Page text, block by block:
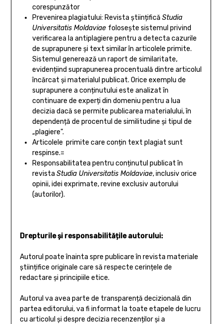
corespunzător
Prevenirea plagiatului: Revista științifică Studia
Universitatis Moldaviae folosește sistemul privind
verificarea la antiplagiere pentru a detecta cazurile
de suprapunere și text similar în articolele primite.
Sistemul generează un raport de similaritate,
evidențiind suprapunerea procentuală dintre articolul
încărcat și materialul publicat. Orice exemplu de
suprapunere a conținutului este analizat în
continuare de experți din domeniu pentru a lua
decizia dacă se permite publicarea materialului, în
dependență de procentul de similitudine și tipul de
„plagiere”.
Articolele primite care conțin text plagiat sunt
respinse.=
Responsabilitatea pentru conținutul publicat în
revista Studia Universitatis Moldaviae, inclusiv orice
opinii, idei exprimate, revine exclusiv autorului
(autorilor).
Drepturile și responsabilitățile autorului:
Autorul poate înainta spre publicare în revista materiale
științifice originale care să respecte cerințele de
redactare și principiile etice.
Autorul va avea parte de transparență decizională din
partea editorului, va fi informat la toate etapele de lucru
cu articolul și despre decizia recenzenților și a